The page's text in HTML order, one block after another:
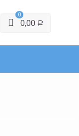
0
0,00 Р